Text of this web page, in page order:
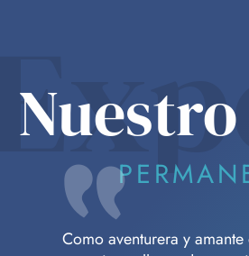
Como aventurera y